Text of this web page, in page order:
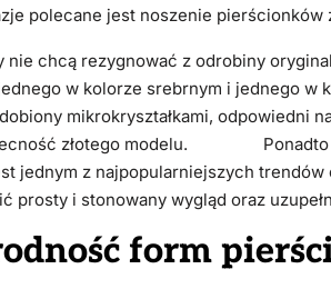
polecane jest noszenie pierścionków z
nie chcą rezygnować z odrobiny
w kolorze srebrnym i jednego w
mikrokryształkami, odpowiedni
złotego modelu. Ponadto
jednym z najpopularniejszych
prosty i stonowany wygląd oraz
form